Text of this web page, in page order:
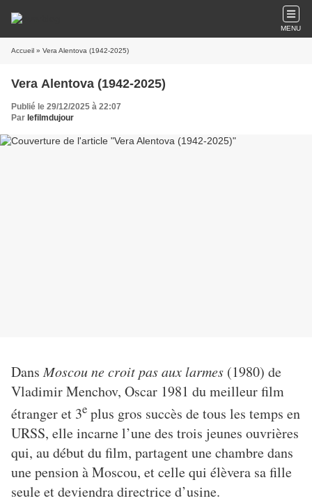
MENU
Accueil » Vera Alentova (1942-2025)
Vera Alentova (1942-2025)
Publié le 29/12/2025 à 22:07
Par lefilmdujour
DansMoscou ne croit pas aux larmes (1980) de
Vladimir Menchov, Oscar 1981 du meilleur film
étranger et 3e plus gros succès de tous les temps en
URSS, elle incarne l’une des trois jeunes ouvrières
qui, au début du film, partagent une chambre dans
une pension à Moscou, et celle qui élèvera sa fille
seule et deviendra directrice d’usine.